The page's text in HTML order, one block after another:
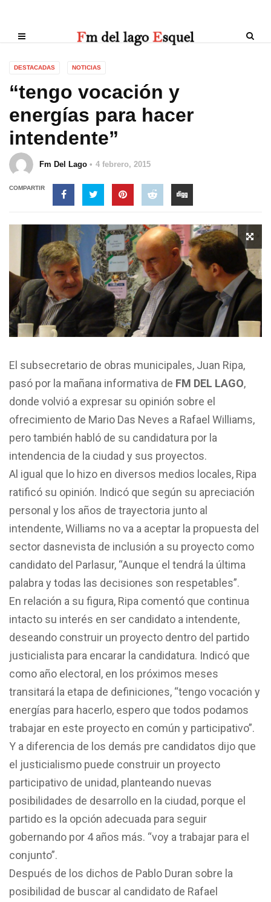
DESTACADAS NOTICIAS
“tengo vocación y
energías para hacer
intendente”
Fm Del Lago 4 febrero, 2015
COMPARTIR
El subsecretario de obras municipales, Juan Ripa,
pasó por la mañana informativa de FM DEL LAGO,
donde volvió a expresar su opinión sobre el
ofrecimiento de Mario Das Neves a Rafael Williams,
pero también habló de su candidatura por la
intendencia de la ciudad y sus proyectos.
Al igual que lo hizo en diversos medios locales, Ripa
ratificó su opinión. Indicó que según su apreciación
personal y los años de trayectoria junto al
intendente, Williams no va a aceptar la propuesta del
sector dasnevista de inclusión a su proyecto como
candidato del Parlasur, “Aunque el tendrá la última
palabra y todas las decisiones son respetables”.
En relación a su figura, Ripa comentó que continua
intacto su interés en ser candidato a intendente,
deseando construir un proyecto dentro del partido
justicialista para encarar la candidatura. Indicó que
como año electoral, en los próximos meses
transitará la etapa de definiciones, “tengo vocación y
energías para hacerlo, espero que todos podamos
trabajar en este proyecto en común y participativo”.
Y a diferencia de los demás pre candidatos dijo que
el justicialismo puede construir un proyecto
participativo de unidad, planteando nuevas
posibilidades de desarrollo en la ciudad, porque el
partido es la opción adecuada para seguir
gobernando por 4 años más. “voy a trabajar para el
conjunto”.
Después de los dichos de Pablo Duran sobre la
posibilidad de buscar al candidato de Rafael